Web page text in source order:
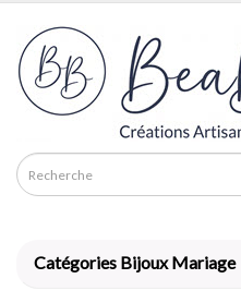
Catégories Bijoux Mariage